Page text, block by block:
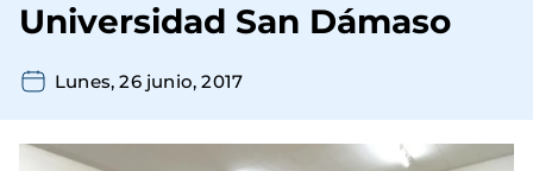
Universidad San Dámaso
Lunes, 26 junio, 2017